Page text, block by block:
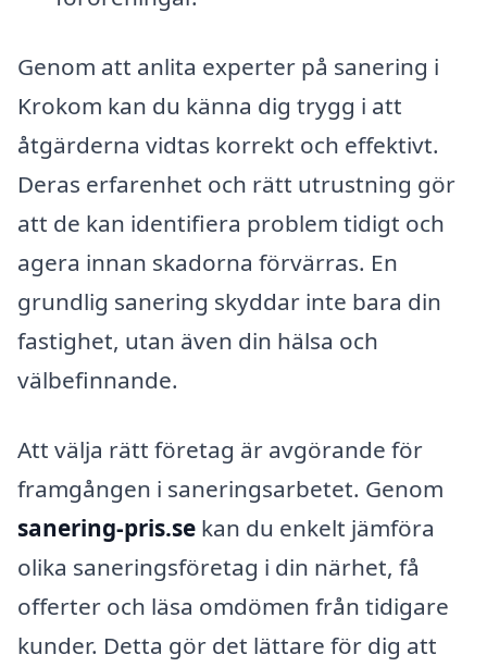
Genom att anlita experter på sanering i
Krokom kan du känna dig trygg i att
åtgärderna vidtas korrekt och effektivt.
Deras erfarenhet och rätt utrustning gör
att de kan identifiera problem tidigt och
agera innan skadorna förvärras. En
grundlig sanering skyddar inte bara din
fastighet, utan även din hälsa och
välbefinnande.
Att välja rätt företag är avgörande för
framgången i saneringsarbetet. Genom
sanering-pris.se kan du enkelt jämföra
olika saneringsföretag i din närhet, få
offerter och läsa omdömen från tidigare
kunder. Detta gör det lättare för dig att